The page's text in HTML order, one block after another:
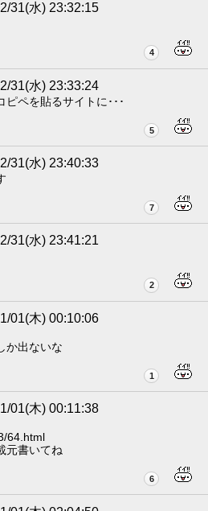
31(水) 23:32:15
4
31(水) 23:33:24
ピペを貼るサイトに･･･
5
31(水) 23:40:33
7
31(水) 23:41:21
2
01(木) 00:10:06
か出ないな
1
01(木) 00:11:38
64.html
元書いてね
6